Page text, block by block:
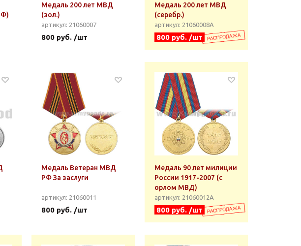
Медаль 200 лет МВД
(зол.)
артикул: 21060007
800 руб. /шт
Медаль 200 лет МВД
(серебр.)
артикул: 21060008А
800 руб. /шт
Медаль Ветеран МВД
РФ За заслуги
артикул: 21060011
800 руб. /шт
Медаль 90 лет милиции
России 1917-2007 (с
орлом МВД)
артикул: 21060012А
800 руб. /шт